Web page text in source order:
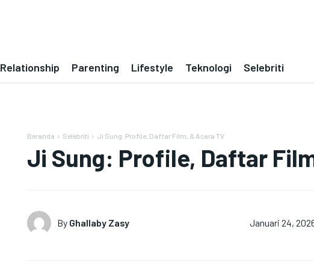
Relationship Parenting Lifestyle Teknologi Selebriti
Beranda Selebriti Ji Sung: Profile, Daftar Film, & Acara TV
Ji Sung: Profile, Daftar
By Ghallaby Zasy Januari 24,